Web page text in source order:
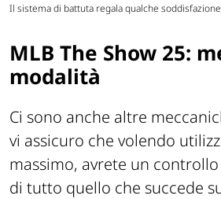
Il sistema di battuta regala qualche
MLB The Show 25:
modalità
Ci sono anche altre
vi assicuro che volendo
massimo, avrete un
di tutto quello che succede